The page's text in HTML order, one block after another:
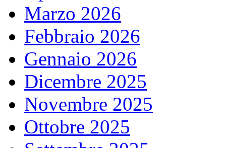
Marzo 2026
Febbraio 2026
Gennaio 2026
Dicembre 2025
Novembre 2025
Ottobre 2025